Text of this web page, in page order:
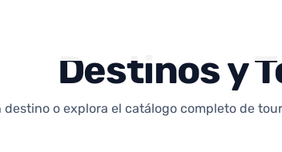
Destinos y
destino o explora el catálogo completo de